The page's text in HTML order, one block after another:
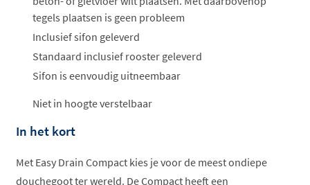
tegels plaatsen is geen probleem
Inclusief sifon geleverd
Standaard inclusief rooster geleverd
Sifon is eenvoudig uitneembaar
Niet in hoogte verstelbaar
In het kort
Met Easy Drain Compact kies je voor de meest ondiepe
douchegoot ter wereld. De Compact heeft een